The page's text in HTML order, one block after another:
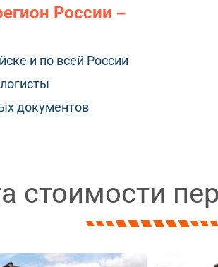
России –
и по всей России
документов
стоимости